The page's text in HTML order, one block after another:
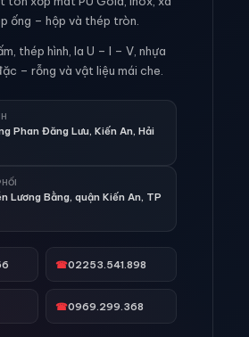
ống – hộp và thép tròn.
thép hình, la U – I – V, nhựa
– rỗng và vật liệu mái che.
Phan Đăng Lưu, Kiến An, Hải
Lương Bằng, quận Kiến An, TP
☎02253.541.898
☎0969.299.368